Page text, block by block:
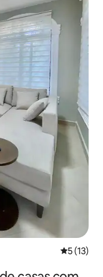
5 de uma
5 (13)